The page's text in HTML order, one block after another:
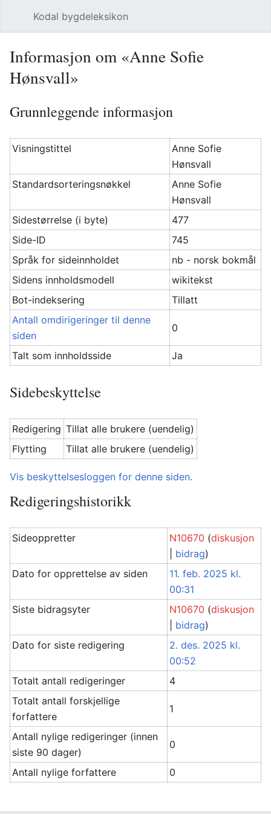
Kodal bygdeleksikon
Informasjon om «Anne Sofie
Hønsvall»
Grunnleggende informasjon
Visningstittel
Anne Sofie
Hønsvall
Standardsorteringsnøkkel
Anne Sofie
Hønsvall
Sidestørrelse (i byte)
477
Side-ID
745
Språk for sideinnholdet
nb - norsk bokmål
Sidens innholdsmodell
wikitekst
Bot-indeksering
Tillatt
Antall omdirigeringer til denne
siden
0
Talt som innholdsside Ja
Sidebeskyttelse
Redigering Tillat alle brukere (uendelig)
Flytting
Tillat alle brukere (uendelig)
Vis beskyttelsesloggen for denne siden.
Redigeringshistorikk
Sideoppretter N10670 (diskusjon
bidrag)
Dato for opprettelse av siden
11. feb. 2025 kl.
00:31
Siste bidragsyter
N10670 (diskusjon
bidrag)
Dato for siste redigering
2. des. 2025 kl.
00:52
Totalt antall redigeringer
4
Totalt antall forskjellige
forfattere
1
Antall nylige redigeringer (innen
siste 90 dager)
0
Antall nylige forfattere 0